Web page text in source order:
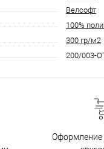
Велсофт
100%
300 гр/м2
200/003-
Оформление